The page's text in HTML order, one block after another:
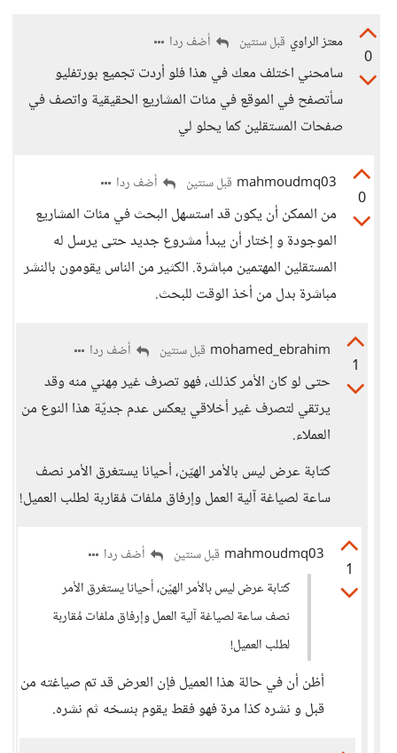
0
معتز الراوي قبل سنتين أضف ردا
سامحني اختلف معك في هذا فلو أردت تجميع بورتفليو
سأتصفح في الموقع في مئات المشاريع الحقيقية واتصف في
صفحات المستقلين كما يحلو لي
0
mahmoudmq03 قبل سنتين أضف ردا
من الممكن أن يكون قد استسهل البحث في مئات المشاريع
الموجودة و إختار أن يبدأ مشروع جديد حتى يرسل له
المستقلين المهتمين مباشرة. الكثير من الناس يقومون بالنشر
مباشرة بدل من أخذ الوقت للبحث.
1
mohamed_ebrahim قبل سنتين أضف ردا
حتى لو كان الأمر كذلك، فهو تصرف غير مِهني منه وقد
يرتقي لتصرف غير أخلاقي يعكس عدم جديّة هذا النوع من
العملاء.
كتابة عرض ليس بالأمر الهيّن، أحيانا يستغرق الأمر نصف
ساعة لصياغة آلية العمل وإرفاق ملفات مُقاربة لطلب العميل!
1
mahmoudmq03 قبل سنتين
أضف ردا
كتابة عرض ليس بالأمر الهيّن، أحيانا يستغرق الأمر
نصف ساعة لصياغة آلية العمل وإرفاق ملفات مُقاربة
لطلب العميل!
أظن أن في حالة هذا العميل فإن العرض قد تم صياغته من
قبل و نشره كذا مرة فهو فقط يقوم بنسخه ثم نشره.